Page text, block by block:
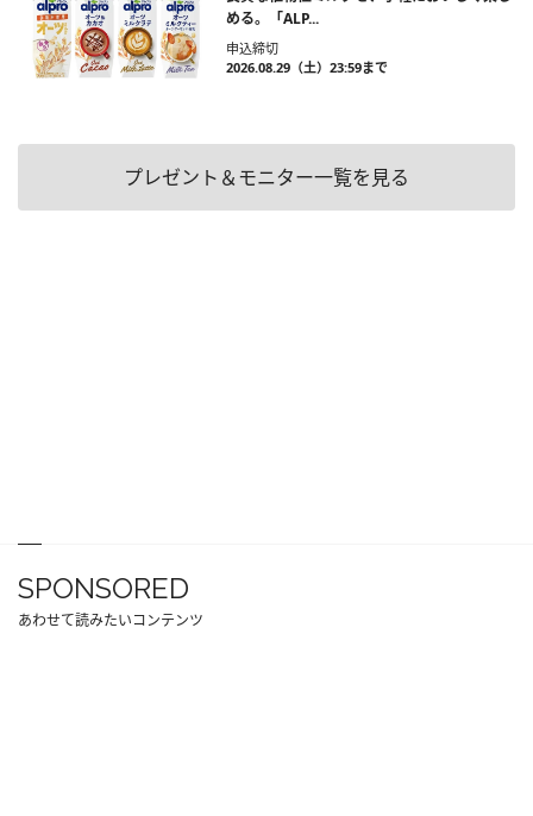
める。「ALP...
申込締切
2026.08.29（土）23:59まで
プレゼント＆モニター一覧を見る
SPONSORED
あわせて読みたいコンテンツ